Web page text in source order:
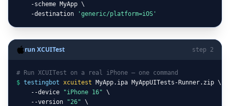
    -scheme MyApp \
    -destination
'generic/platform=iOS'
run XCUITest step 2
# Run XCUITest on a real iPhone — one command
$ testingbot xcuitest MyApp.ipa MyAppUITests-Runner.zip \
    --device
"iPhone 16" \
    --version
"26" \